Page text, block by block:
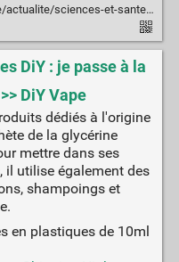
superieur-sante-reconnait-cigarette-electronique-comme-utile
DiY : je passe à la
DiY Vape
dédiés à l'origine
de la glycérine
mettre dans ses
il utilise également des
shampoings et
en plastiques de 10ml